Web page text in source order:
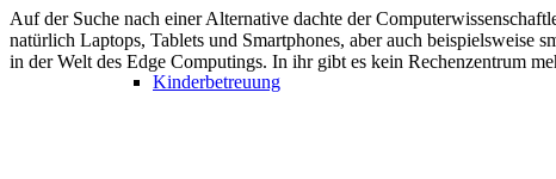
Kinderbetreuung
Auf der Suche nach einer Alternative dachte der
natürlich Laptops, Tablets und Smartphones, aber auch
in der Welt des Edge Computings. In ihr gibt es kein Rechenzentrum